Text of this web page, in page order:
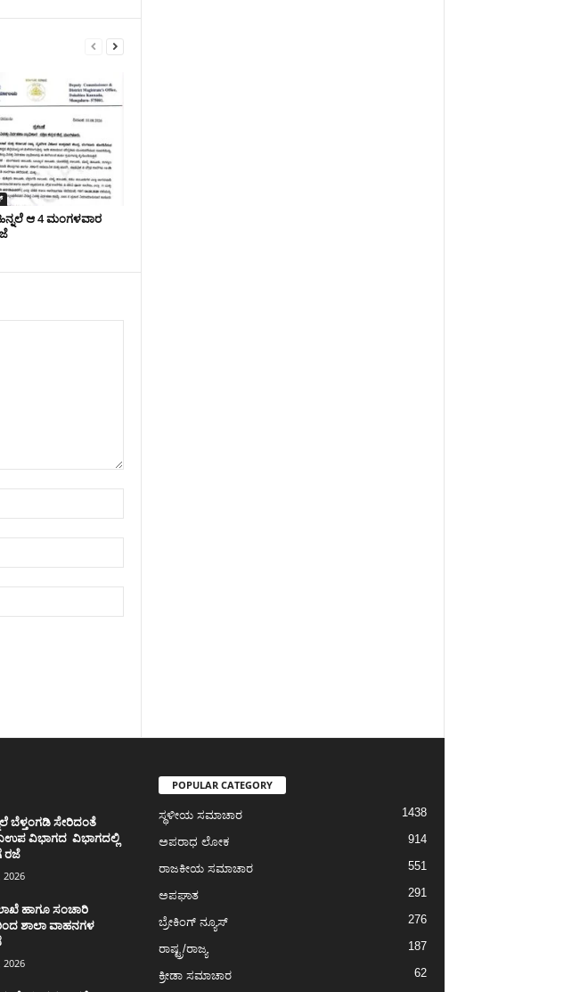
ಆ 4 ಮಂಗಳವಾರ
ಬೆಳ್ತಂಗಡಿ ಸೇರಿದಂತೆ
ವಿಭಾಗದ ವಿಭಾಗದಲ್ಲಿ
ರಜೆ
2026
ಹಾಗೂ ಸಂಚಾರಿ
ಶಾಲಾ ವಾಹನಗಳ
2026
POPULAR CATEGORY
ಸ್ಥಳೀಯ ಸಮಾಚಾರ 1438
ಅಪರಾಧ ಲೋಕ 914
ರಾಜಕೀಯ ಸಮಾಚಾರ 551
ಅಪಘಾತ 291
ಬ್ರೇಕಿಂಗ್‌ ನ್ಯೂಸ್ 276
ರಾಷ್ಟ್ರ/ರಾಜ್ಯ 187
ಕ್ರೀಡಾ ಸಮಾಚಾರ 62